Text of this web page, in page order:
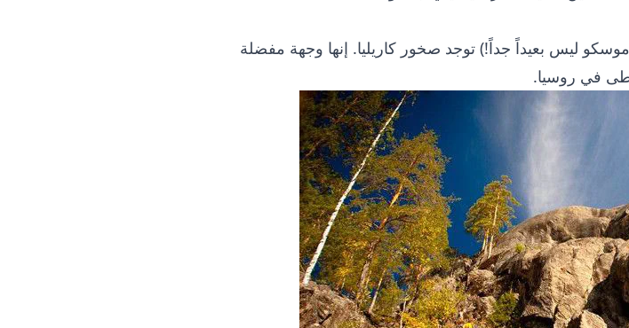
ليس بعيداً جداً!) توجد صخور كاريليا. إنها وجهة مفضلة
في روسيا.